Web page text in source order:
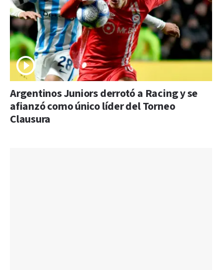
Argentinos Juniors derrotó a Racing y se
afianzó como único líder del Torneo
Clausura